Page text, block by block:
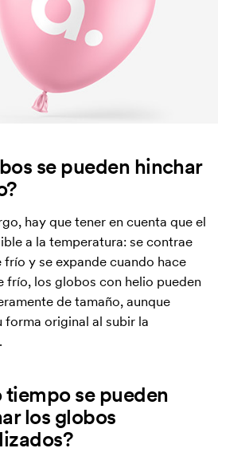
se pueden hinchar
hay que tener en cuenta que el
a la temperatura: se contrae
frío y se expande cuando hace
frío, los globos con helio pueden
de tamaño, aunque
forma original al subir la
tiempo se pueden
los globos